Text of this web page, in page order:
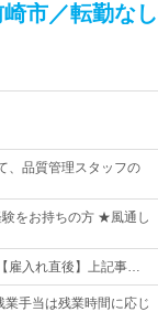
崎市／転勤な
、品質管理スタッフの
をお持ちの方 ★風通し
雇入れ直後】上記事…
手当は残業時間に応じ